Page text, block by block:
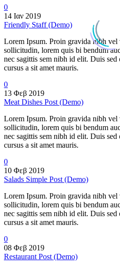
0
14 Ιαν 2019
Friendly Staff (Demo)
Lorem Ipsum. Proin gravida nibh vel
sollicitudin, lorem quis bi bendum
nec sagittis sem nibh id elit. Duis
cursus a sit amet mauris.
0
13 Φεβ 2019
Meat Dishes Post (Demo)
Lorem Ipsum. Proin gravida nibh vel
sollicitudin, lorem quis bi bendum
nec sagittis sem nibh id elit. Duis
cursus a sit amet mauris.
0
10 Φεβ 2019
Salads Simple Post (Demo)
Lorem Ipsum. Proin gravida nibh vel
sollicitudin, lorem quis bi bendum
nec sagittis sem nibh id elit. Duis
cursus a sit amet mauris.
0
08 Φεβ 2019
Restaurant Post (Demo)